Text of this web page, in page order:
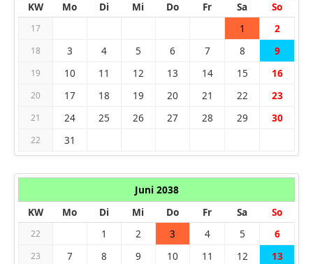
KW
Mo Di Mi Do Fr Sa So
17 1 2
18 3 4 5 6 7 8 9
19 10 11 12 13 14 15 16
20 17 18 19 20 21 22 23
21 24 25 26 27 28 29 30
22 31
Juni 2038
KW
Mo Di Mi Do Fr Sa So
22 1 2 3 4 5 6
23 7 8 9 10 11 12 13